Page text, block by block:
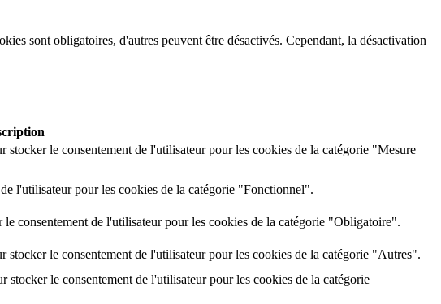
sont obligatoires, d'autres peuvent être désactivés. Cependant, la désactivation
le consentement de l'utilisateur pour les cookies de la catégorie "Mesure
l'utilisateur pour les cookies de la catégorie "Fonctionnel".
consentement de l'utilisateur pour les cookies de la catégorie "Obligatoire".
le consentement de l'utilisateur pour les cookies de la catégorie "Autres".
le consentement de l'utilisateur pour les cookies de la catégorie